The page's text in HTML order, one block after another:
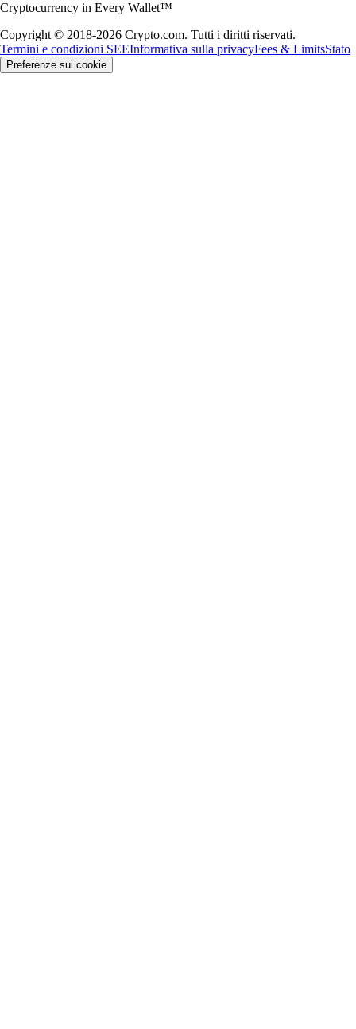
Cryptocurrency in Every Wallet™
Copyright © 2018-2026 Crypto.com. Tutti i diritti riservati.
Termini e condizioni SEEInformativa sulla privacyFees & LimitsStato
Preferenze sui cookie